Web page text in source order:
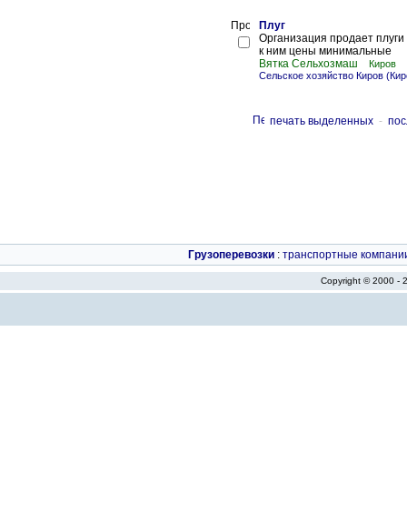
Плуг
Организация продает
к ним цены минимальные
Вятка Сельхозмаш
Киров
Сельское хозяйство Киров
печать выделенных -
Грузоперевозки : транспортные
Copyright © 2000 -